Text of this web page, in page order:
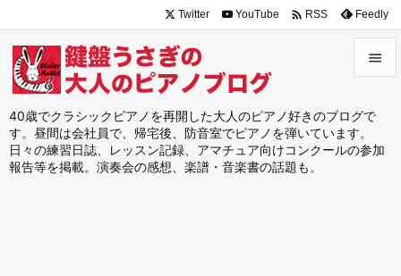
40歳でクラシックピアノを再開した大人のピアノ好きのブログで
す。昼間は会社員で、帰宅後、防音室でピアノを弾いています。
日々の練習日誌、レッスン記録、アマチュア向けコンクールの参加
報告等を掲載。演奏会の感想、楽譜・音楽書の話題も。

メニュ

サイド
Twitter YouTube  RSS Feedly